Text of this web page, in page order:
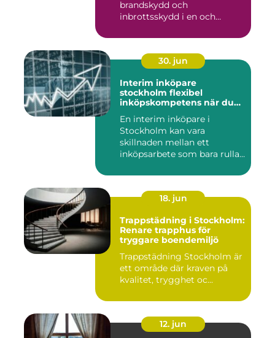
brandskydd och
inbrottsskydd i en och
30. jun
Interim inköpare
stockholm flexibel
inköpskompetens när du
En interim inköpare i
Stockholm kan vara
skillnaden mellan ett
inköpsarbete som bara rullar
18. jun
Trappstädning i Stockholm:
Renare trapphus för
tryggare boendemiljö
Trappstädning Stockholm är
ett område där kraven på
kvalitet, trygghet oc...
12. jun